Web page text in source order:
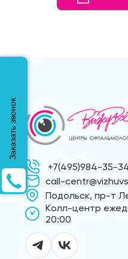
+7(495)984-35-
call-
Подольск, пр-т
Kолл-центр
20:00
Заказать звонок